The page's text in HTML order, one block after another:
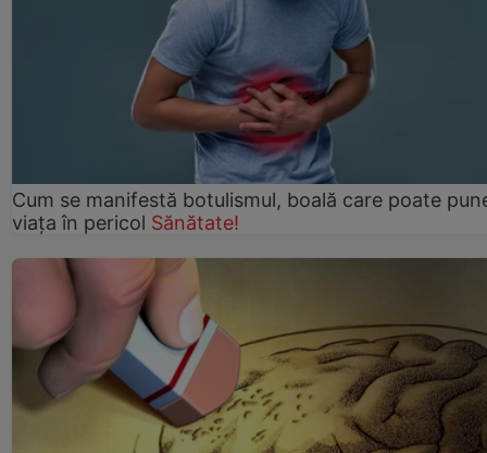
Cum se manifestă botulismul, boală care poate
viaţa în pericol Sănătate!